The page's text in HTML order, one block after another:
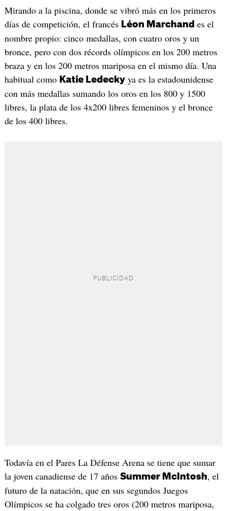
Mirando a la piscina, donde se vibró más en los primeros
días de competición, el francés Léon Marchand es el
nombre propio: cinco medallas, con cuatro oros y un
bronce, pero con dos récords olímpicos en los 200 metros
braza y en los 200 metros mariposa en el mismo día. Una
habitual como Katie Ledeckyya es la estadounidense
con más medallas sumando los oros en los 800 y 1500
libres, la plata de los 4x200 libres femeninos y el bronce
de los 400 libres.
Todavía en el Pares La Défense Arena se tiene que sumar
la joven canadiense de 17 años Summer McIntosh, el
futuro de la natación, que en sus segundos Juegos
Olímpicos se ha colgado tres oros (200 metros mariposa,